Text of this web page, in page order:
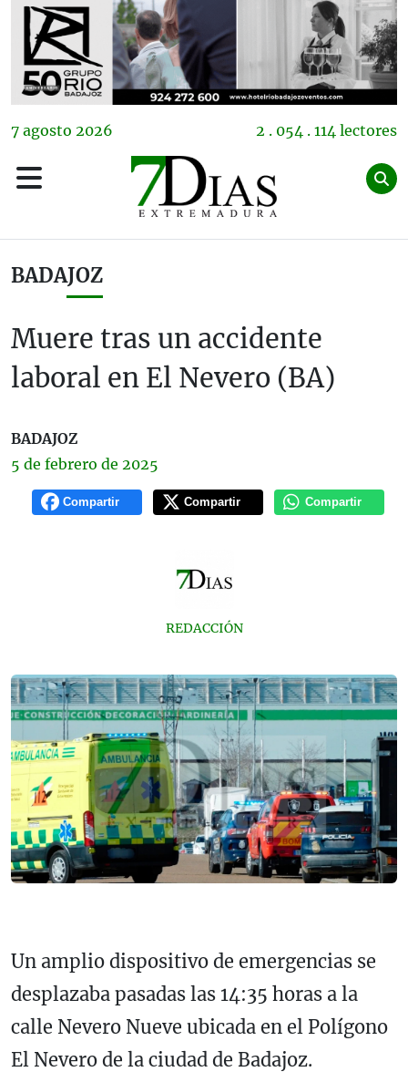
7 agosto 2026 2 . 054 . 114 lectores
BADAJOZ
Muere tras un accidente
laboral en El Nevero (BA)
BADAJOZ
5 de febrero de 2025
Compartir Compartir Compartir
REDACCIÓN
Un amplio dispositivo de emergencias se
desplazaba pasadas las 14:35 horas a la
calle Nevero Nueve ubicada en el Polígono
El Nevero de la ciudad de Badajoz.